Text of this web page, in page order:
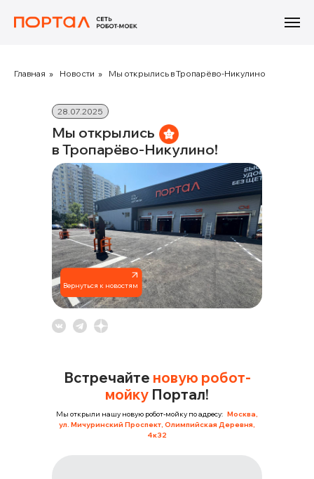
Главная » Новости » Мы открылись в Тропарёво-Никулино
Мы открылись
в Тропарёво-Никулино!
28.07.2025
Вернуться к новостям
Встречайте новую робот-
мойку Портал!
Мы открыли нашу новую робот-мойку по адресу: Москва,
ул. Мичуринский Проспект, Олимпийская Деревня,
4к32